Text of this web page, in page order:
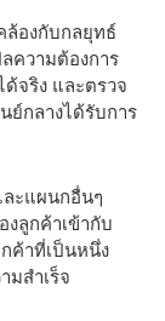
ล้องกับกลยุทธ์
ลความต้องการ
จริง และตรวจ
ย์กลางได้รับการ
ะแผนกอื่นๆ
ลูกค้าเข้ากับ
ค้าที่เป็นหนึ่ง
สําเร็จ